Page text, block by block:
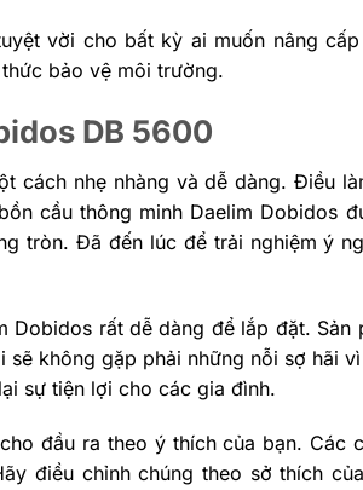
vời cho bất kỳ ai muốn nâng
bảo vệ môi trường.
DB 5600
cách nhẹ nhàng và dễ dàng. Điều
cầu thông minh Daelim Dobidos
tròn. Đã đến lúc để trải nghiệm ý
rất dễ dàng để lắp đặt. Sản
không gặp phải những nỗi sợ hãi
sự tiện lợi cho các gia đình.
đầu ra theo ý thích của bạn. Các
điều chỉnh chúng theo sở thích